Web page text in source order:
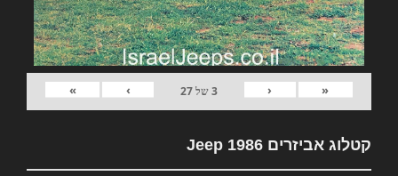
«
‹
3של27
›
»
קטלוג אביזרים Jeep 1986